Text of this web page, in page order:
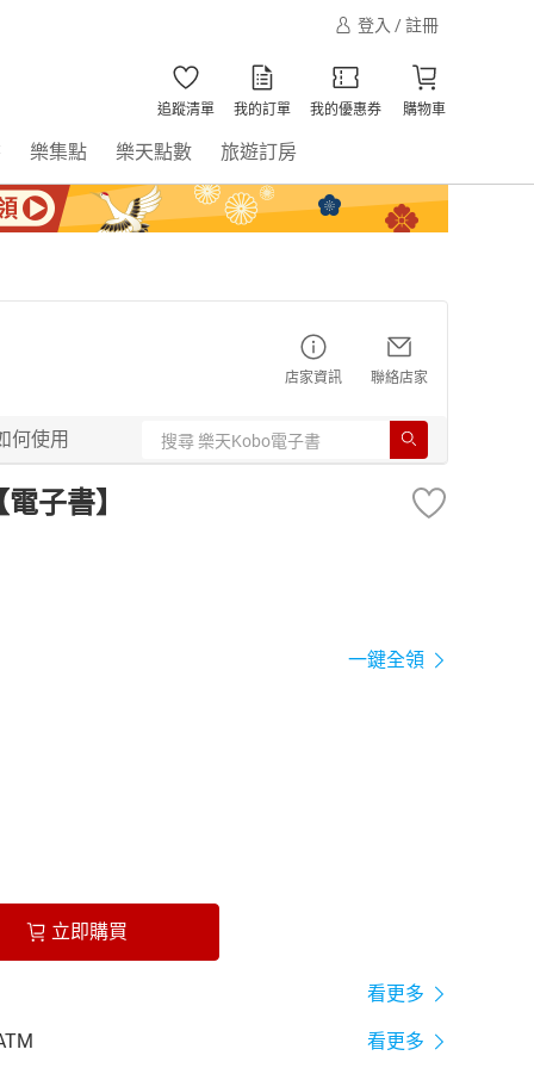
登入 / 註冊
追蹤清單 我的訂單 我的優惠券 購物車
樂集點 樂天點數 旅遊訂房
店家資訊 聯絡店家
何使用
子書】
一鍵全領
立即購買
看更多
看更多